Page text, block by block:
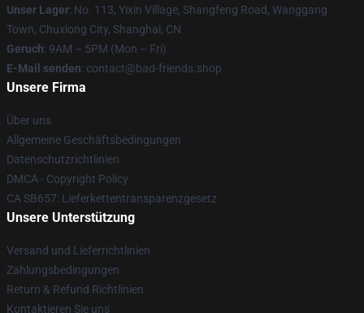
Unser Lager: No. 113, Yixin Village, Shangfeng Road, Wanggang
Town, Chuxiong City, Shanghai, CN
Geruch: 9AM – 5PM (Mon – Fri)
E-Mail senden: contact@bad-friends.shop
Unsere Firma
Über uns
Allgemeine Geschäftsbedingungen
Datenschutzrichtlinien
DMCA - Copyright Policy
CA SB657: Lieferkettentransparenzgesetz
Unsere Unterstützung
Versand und Lieferrichtlinien
Zahlungsbedingungen
Return & Refund Richtlinien
Kontaktieren Sie uns